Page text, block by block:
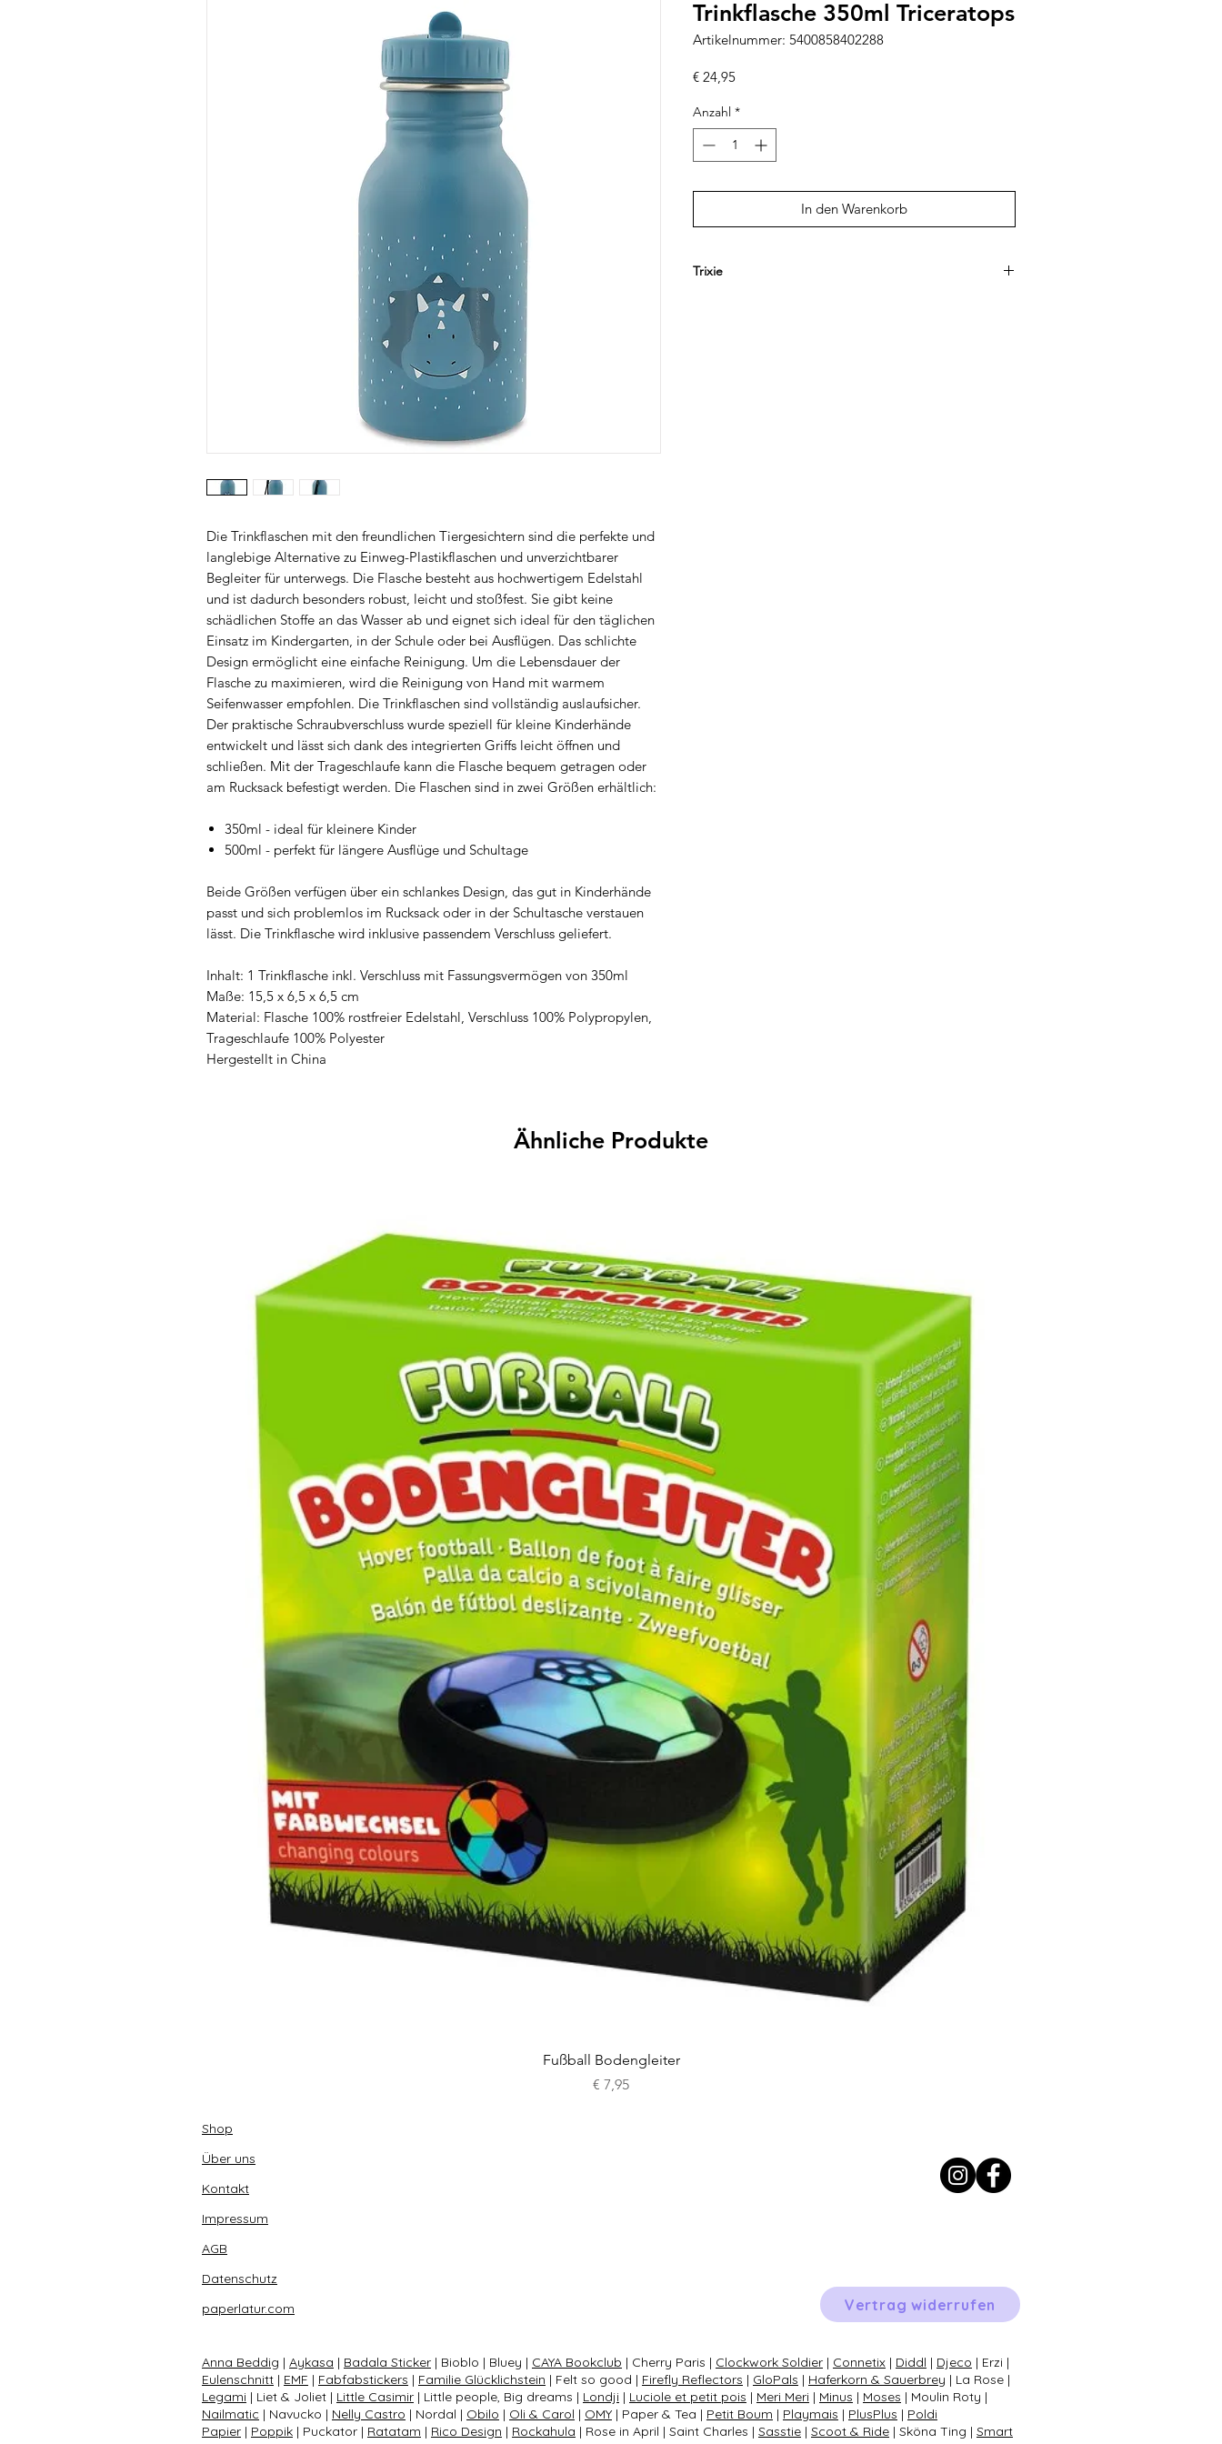
Die Trinkflaschen mit den freundlichen Tiergesichtern sind die perfekte und
langlebige Alternative zu Einweg-Plastikflaschen und unverzichtbarer
Begleiter für unterwegs. Die Flasche besteht aus hochwertigem Edelstahl
und ist dadurch besonders robust, leicht und stoßfest. Sie gibt keine
schädlichen Stoffe an das Wasser ab und eignet sich ideal für den täglichen
Einsatz im Kindergarten, in der Schule oder bei Ausflügen. Das schlichte
Design ermöglicht eine einfache Reinigung. Um die Lebensdauer der
Flasche zu maximieren, wird die Reinigung von Hand mit warmem
Seifenwasser empfohlen. Die Trinkflaschen sind vollständig auslaufsicher.
Der praktische Schraubverschluss wurde speziell für kleine Kinderhände
entwickelt und lässt sich dank des integrierten Griffs leicht öffnen und
schließen. Mit der Trageschlaufe kann die Flasche bequem getragen oder
am Rucksack befestigt werden. Die Flaschen sind in zwei Größen erhältlich:
350ml - ideal für kleinere Kinder
500ml - perfekt für längere Ausflüge und Schultage
Beide Größen verfügen über ein schlankes Design, das gut in Kinderhände
passt und sich problemlos im Rucksack oder in der Schultasche verstauen
lässt. Die Trinkflasche wird inklusive passendem Verschluss geliefert.
Inhalt: 1 Trinkflasche inkl. Verschluss mit Fassungsvermögen von 350ml
Maße: 15,5 x 6,5 x 6,5 cm
Material: Flasche 100% rostfreier Edelstahl, Verschluss 100% Polypropylen,
Trageschlaufe 100% Polyester
Hergestellt in China
Trinkflasche 350ml Triceratops
Artikelnummer: 5400858402288
€ 24,95Preis
Anzahl *
In den Warenkorb
Trixie
Ähnliche Produkte
Schnellansicht
Fußball Bodengleiter
Preis
€ 7,95
Shop
Über uns
Kontakt
Impressum
AGB
Datenschutz
paperlatur.com
Anna Beddig | Aykasa | Badala Sticker | Bioblo | Bluey | CAYA Bookclub | Cherry Paris | Clockwork Soldier | Connetix | Diddl | Djeco | Erzi |
Eulenschnitt | EMF | Fabfabstickers | Familie Glücklichstein | Felt so good | Firefly Reflectors | GloPals | Haferkorn & Sauerbrey | La Rose |
Legami | Liet & Joliet | Little Casimir | Little people, Big dreams | Londji | Luciole et petit pois | Meri Meri | Minus | Moses | Moulin Roty |
Nailmatic | Navucko | Nelly Castro | Nordal | Obilo | Oli & Carol | OMY | Paper & Tea | Petit Boum | Playmais | PlusPlus | Poldi
Papier | Poppik | Puckator | Ratatam | Rico Design | Rockahula | Rose in April | Saint Charles | Sasstie | Scoot & Ride | Sköna Ting | Smart
Vertrag widerrufen